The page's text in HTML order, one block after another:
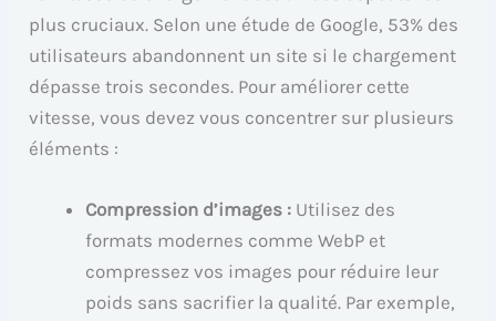
plus cruciaux. Selon une étude de Google, 53% des
utilisateurs abandonnent un site si le chargement
dépasse trois secondes. Pour améliorer cette
vitesse, vous devez vous concentrer sur plusieurs
éléments :
Compression d’images : Utilisez des
formats modernes comme WebP et
compressez vos images pour réduire leur
poids sans sacrifier la qualité. Par exemple,